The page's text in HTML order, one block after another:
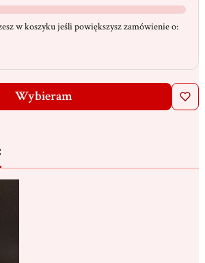
w koszyku jeśli powiększysz zamówienie o:
Wybieram